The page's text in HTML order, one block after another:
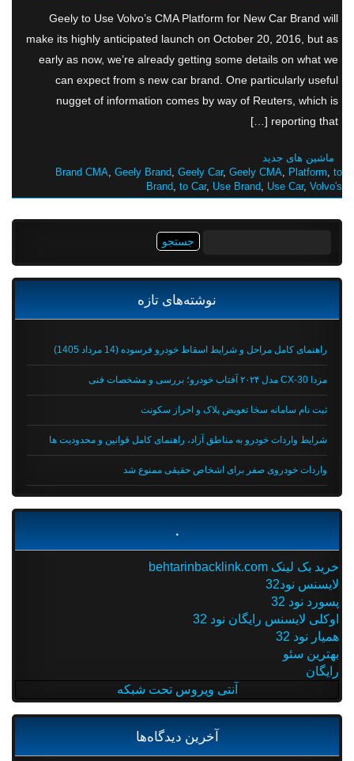
Geely to Use Volvo’s CMA Platform for New Car Brand will
make its highly anticipated launch on October 20, 2016, but as
early as now, we’re already getting some details on what we
can expect from s new car brand. One particularly useful
nugget of information comes by way of Reuters, which is
reporting that […]
ماشین های جدید
Brand CMA,Geely Brand,Geely Car,Geely CMA,Platform,
Brand, to Car,Use Brand,Use Car, Volvo's
نوشته‌های تازه
راهنمای کامل مراحل و شرایط اسقاط خودرو فرسوده (14 مرداد 1405)
مزدا CX-30 مدل ۲۰۲۴ آفتاب خودرو؛ بررسی و مشخصات فنی
ثبت نام سامانه سخا تعویض پلاک و احراز سکونت
شرایط واردات خودرو به مناطق آزاد، راهنمای کامل قوانین و محدودیت ها
واردات خودروی صفر برای اشخاص حقیقی ممنوع شد
خرید بک لینک behtarinbacklink.com
لایسنس نود32
پسورد نود 32
اوکلی لایسنس رایگان نود 32
همیار نود 32
بهترین سئو
رایگان
آنتی ویروس تحت شبکه
آخرین دیدگاه‌ها